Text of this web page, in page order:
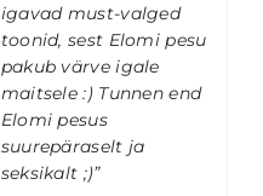
igavad must-valged
toonid, sest Elomi pesu
pakub värve igale
maitsele :) Tunnen end
Elomi pesus
suurepäraselt ja
seksikalt ;)”